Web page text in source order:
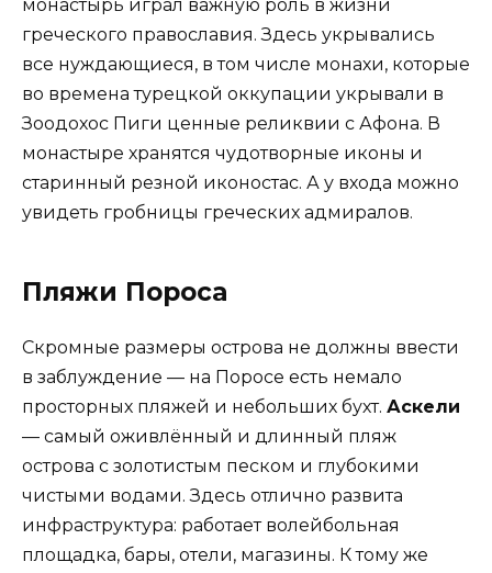
монастырь играл важную роль в жизни
греческого православия. Здесь укрывались
все нуждающиеся, в том числе монахи, которые
во времена турецкой оккупации укрывали в
Зоодохос Пиги ценные реликвии с Афона. В
монастыре хранятся чудотворные иконы и
старинный резной иконостас. А у входа можно
увидеть гробницы греческих адмиралов.
Пляжи Пороса
Скромные размеры острова не должны ввести
в заблуждение — на Поросе есть немало
просторных пляжей и небольших бухт. Аскели
— самый оживлённый и длинный пляж
острова с золотистым песком и глубокими
чистыми водами. Здесь отлично развита
инфраструктура: работает волейбольная
площадка, бары, отели, магазины. К тому же